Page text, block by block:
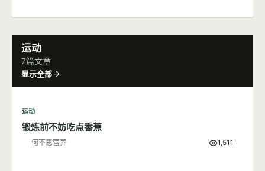
运动
7篇文章
显示全部
运动
锻炼前不妨吃点香蕉
何不思营养 1,511